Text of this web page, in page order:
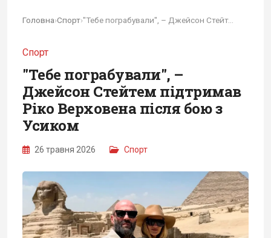
Головна›Спорт› "Тебе пограбували", – Джейсон Стейтем...
Спорт
"Тебе пограбували", –
Джейсон Стейтем підтримав
Ріко Верховена після бою з
Усиком
26 травня 2026 Спорт